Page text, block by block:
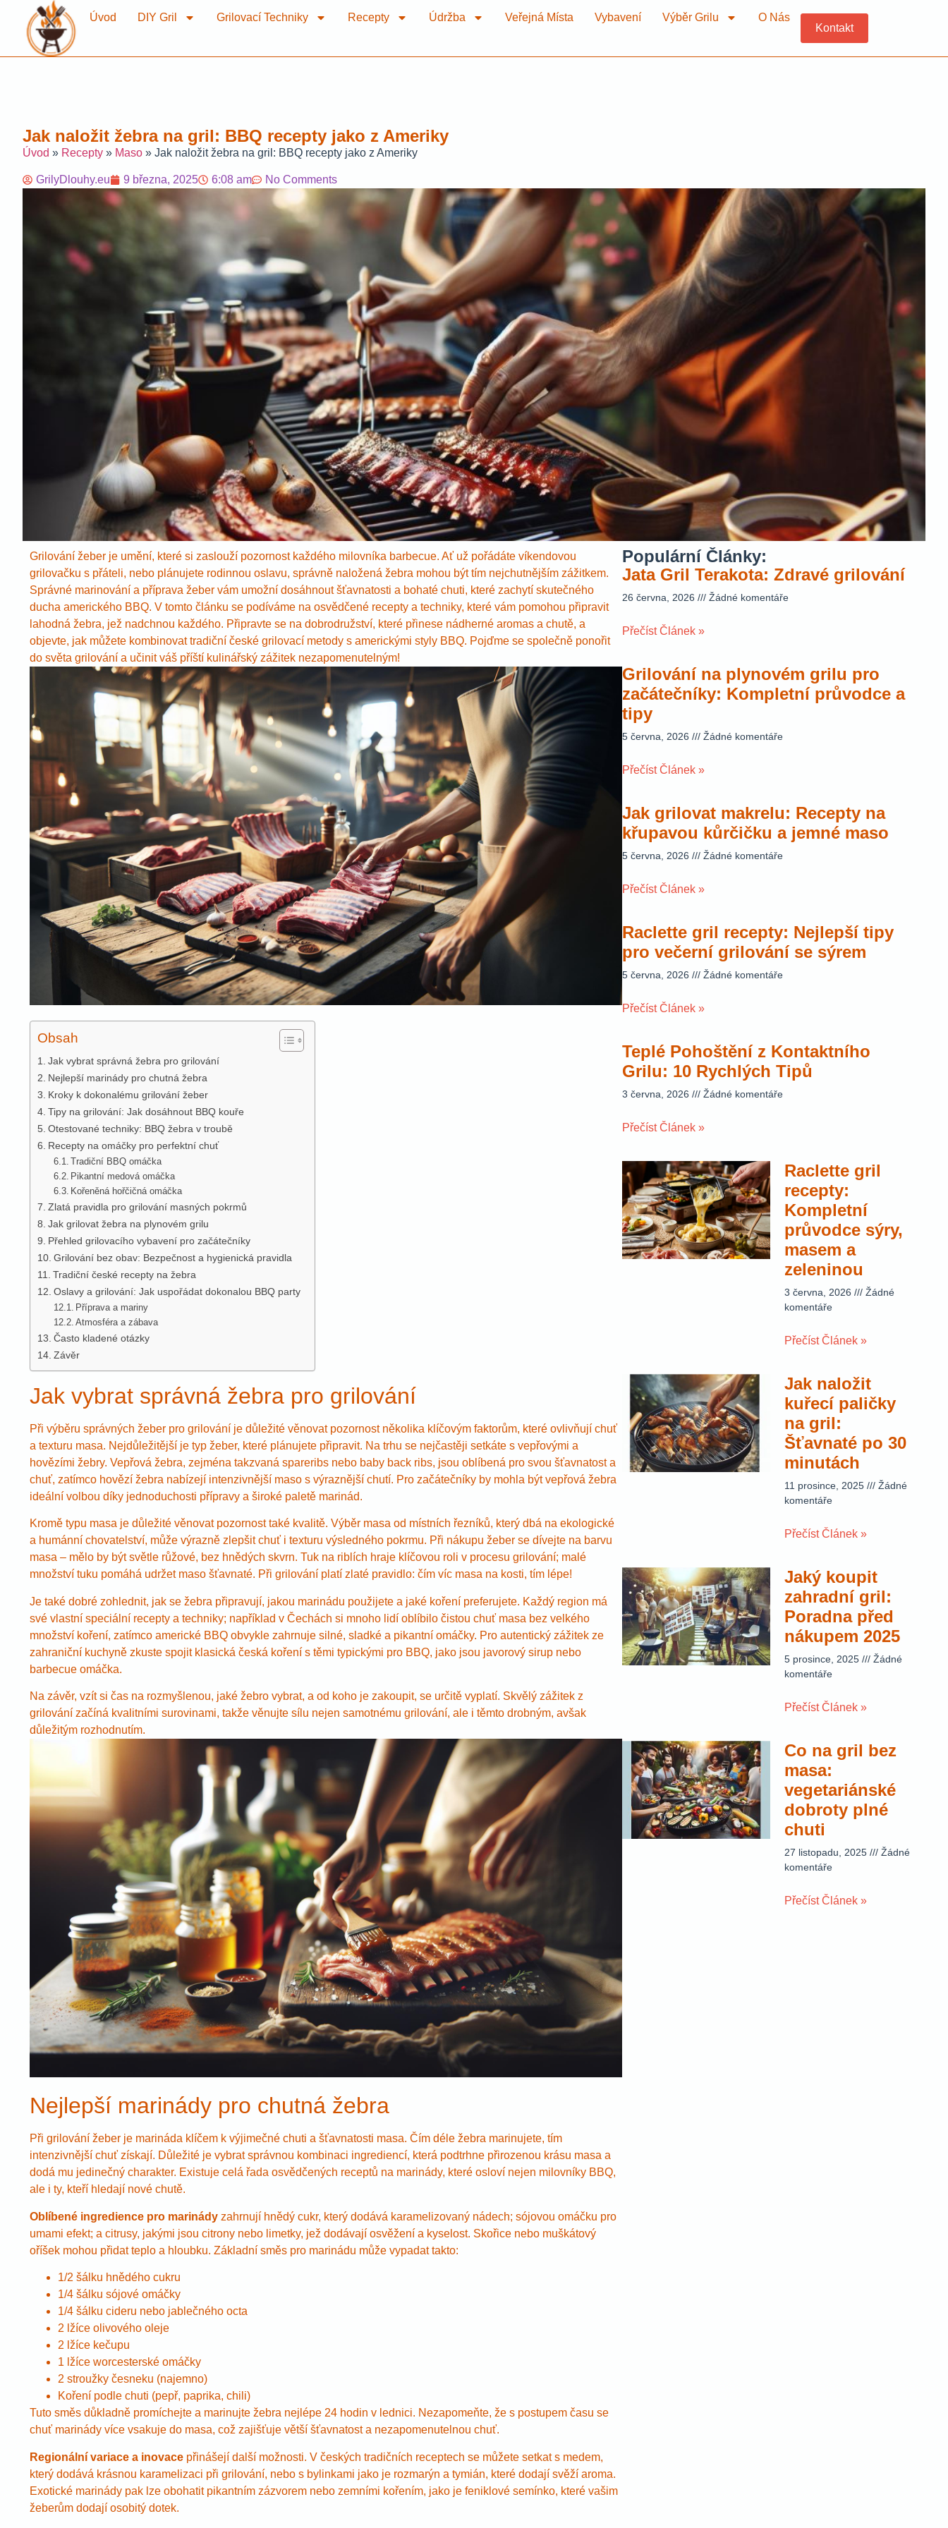
Úvod DIY Gril Grilovací Techniky Recepty Údržba Veřejná Místa Vybavení Výběr Grilu
O Nás
Kontakt
Jak naložit žebra na gril: BBQ recepty jako z Ameriky
Úvod » Recepty » Maso » Jak naložit žebra na gril: BBQ recepty jako z Ameriky
GrilyDlouhy.eu 9 března, 2025 6:08 am No Comments
Grilování žeber je umění, které si zaslouží pozornost každého milovníka barbecue. Ať už pořádáte víkendovou
grilovačku s přáteli, nebo plánujete rodinnou oslavu, správně naložená žebra mohou být tím nejchutnějším zážitkem.
Správné marinování a příprava žeber vám umožní dosáhnout šťavnatosti a bohaté chuti, které zachytí skutečného
ducha amerického BBQ. V tomto článku se podíváme na osvědčené recepty a techniky, které vám pomohou připravit
lahodná žebra, jež nadchnou každého. Připravte se na dobrodružství, které přinese nádherné aromas a chutě, a
objevte, jak můžete kombinovat tradiční české grilovací metody s americkými styly BBQ. Pojďme se společně ponořit
do světa grilování a učinit váš příští kulinářský zážitek nezapomenutelným!
Obsah
Jak vybrat správná žebra pro grilování
Nejlepší marinády pro chutná žebra
Kroky k dokonalému grilování žeber
Tipy na grilování: Jak dosáhnout BBQ kouře
Otestované techniky: BBQ žebra v troubě
Recepty na omáčky pro perfektní chuť
Tradiční BBQ omáčka
Pikantní medová omáčka
Kořeněná hořčičná omáčka
Zlatá pravidla pro grilování masných pokrmů
Jak grilovat žebra na plynovém grilu
Přehled grilovacího vybavení pro začátečníky
Grilování bez obav: Bezpečnost a hygienická pravidla
Tradiční české recepty na žebra
Oslavy a grilování: Jak uspořádat dokonalou BBQ party
Příprava a mariny
Atmosféra a zábava
Často kladené otázky
Závěr
Jak vybrat správná žebra pro grilování
Při výběru správných žeber pro grilování je důležité věnovat pozornost několika klíčovým faktorům, které ovlivňují chuť
a texturu masa. Nejdůležitější je typ žeber, které plánujete připravit. Na trhu se nejčastěji setkáte s vepřovými a
hovězími žebry. Vepřová žebra, zejména takzvaná spareribs nebo baby back ribs, jsou oblíbená pro svou šťavnatost a
chuť, zatímco hovězí žebra nabízejí intenzivnější maso s výraznější chutí. Pro začátečníky by mohla být vepřová žebra
ideální volbou díky jednoduchosti přípravy a široké paletě marinád.
Kromě typu masa je důležité věnovat pozornost také kvalitě. Výběr masa od místních řezníků, který dbá na ekologické
a humánní chovatelství, může výrazně zlepšit chuť i texturu výsledného pokrmu. Při nákupu žeber se dívejte na barvu
masa – mělo by být světle růžové, bez hnědých skvrn. Tuk na riblích hraje klíčovou roli v procesu grilování; malé
množství tuku pomáhá udržet maso šťavnaté. Při grilování platí zlaté pravidlo: čím víc masa na kosti, tím lépe!
Je také dobré zohlednit, jak se žebra připravují, jakou marinádu použijete a jaké koření preferujete. Každý region má
své vlastní speciální recepty a techniky; například v Čechách si mnoho lidí oblíbilo čistou chuť masa bez velkého
množství koření, zatímco americké BBQ obvykle zahrnuje silné, sladké a pikantní omáčky. Pro autentický zážitek ze
zahraniční kuchyně zkuste spojit klasická česká koření s těmi typickými pro BBQ, jako jsou javorový sirup nebo
barbecue omáčka.
Na závěr, vzít si čas na rozmyšlenou, jaké žebro vybrat, a od koho je zakoupit, se určitě vyplatí. Skvělý zážitek z
grilování začíná kvalitními surovinami, takže věnujte sílu nejen samotnému grilování, ale i těmto drobným, avšak
důležitým rozhodnutím.
Nejlepší marinády pro chutná žebra
Při grilování žeber je marináda klíčem k výjimečné chuti a šťavnatosti masa. Čím déle žebra marinujete, tím
intenzivnější chuť získají. Důležité je vybrat správnou kombinaci ingrediencí, která podtrhne přirozenou krásu masa a
dodá mu jedinečný charakter. Existuje celá řada osvědčených receptů na marinády, které osloví nejen milovníky BBQ,
ale i ty, kteří hledají nové chutě.
Oblíbené ingredience pro marinády zahrnují hnědý cukr, který dodává karamelizovaný nádech; sójovou omáčku pro
umami efekt; a citrusy, jakými jsou citrony nebo limetky, jež dodávají osvěžení a kyselost. Skořice nebo muškátový
oříšek mohou přidat teplo a hloubku. Základní směs pro marinádu může vypadat takto:
1/2 šálku hnědého cukru
1/4 šálku sójové omáčky
1/4 šálku cideru nebo jablečného octa
2 lžíce olivového oleje
2 lžíce kečupu
1 lžíce worcesterské omáčky
2 stroužky česneku (najemno)
Koření podle chuti (pepř, paprika, chili)
Tuto směs důkladně promíchejte a marinujte žebra nejlépe 24 hodin v lednici. Nezapomeňte, že s postupem času se
chuť marinády více vsakuje do masa, což zajišťuje větší šťavnatost a nezapomenutelnou chuť.
Regionální variace a inovace přinášejí další možnosti. V českých tradičních receptech se můžete setkat s medem,
který dodává krásnou karamelizaci při grilování, nebo s bylinkami jako je rozmarýn a tymián, které dodají svěží aroma.
Exotické marinády pak lze obohatit pikantním zázvorem nebo zemními kořením, jako je feniklové semínko, které vašim
žeberům dodají osobitý dotek.
Populární Články:
Jata Gril Terakota: Zdravé grilování
26 června, 2026 Žádné komentáře
Přečíst Článek »
Grilování na plynovém grilu pro
začátečníky: Kompletní průvodce a
tipy
5 června, 2026 Žádné komentáře
Přečíst Článek »
Jak grilovat makrelu: Recepty na
křupavou kůrčičku a jemné maso
5 června, 2026 Žádné komentáře
Přečíst Článek »
Raclette gril recepty: Nejlepší tipy
pro večerní grilování se sýrem
5 června, 2026 Žádné komentáře
Přečíst Článek »
Teplé Pohoštění z Kontaktního
Grilu: 10 Rychlých Tipů
3 června, 2026 Žádné komentáře
Přečíst Článek »
Raclette gril
recepty:
Kompletní
průvodce sýry,
masem a
zeleninou
3 června, 2026
Žádné
komentáře
Přečíst Článek »
Jak naložit
kuřecí paličky
na gril:
Šťavnaté po 30
minutách
11 prosince, 2025
Žádné
komentáře
Přečíst Článek »
Jaký koupit
zahradní gril:
Poradna před
nákupem 2025
5 prosince, 2025
Žádné
komentáře
Přečíst Článek »
Co na gril bez
masa:
vegetariánské
dobroty plné
chuti
27 listopadu, 2025
Žádné
komentáře
Přečíst Článek »